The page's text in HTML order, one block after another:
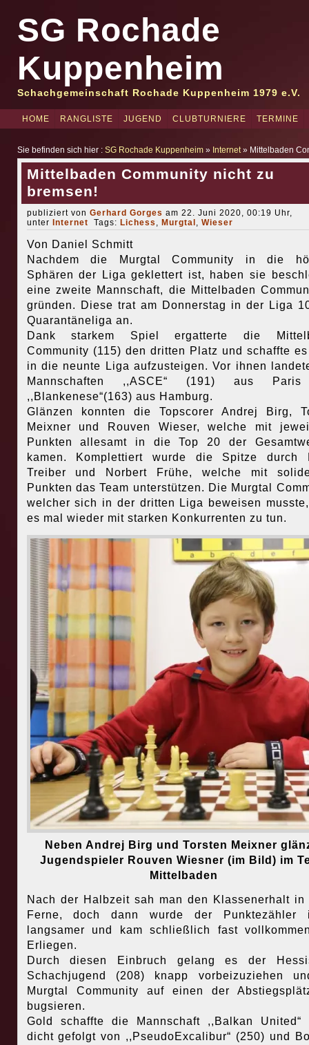
SG Rochade
Kuppenheim
Schachgemeinschaft Rochade Kuppenheim 1979 e.V.
HOME RANGLISTE JUGEND CLUBTURNIERE TERMINE
Sie befinden sich hier : SG Rochade Kuppenheim» Internet» Mittelbaden
Mittelbaden Community nicht zu
bremsen!
publiziert von Gerhard Gorges am 22. Juni 2020, 00:19 Uhr,
unter
Internet Tags: Lichess , Murgtal , Wieser
Von Daniel Schmitt
Nachdem die Murgtal Community in die
Sphären der Liga geklettert ist, haben sie
eine zweite Mannschaft, die Mittelbaden
gründen. Diese trat am Donnerstag in der Liga
Quarantäneliga an.
Dank starkem Spiel ergatterte die
Community (115) den dritten Platz und schaffte
in die neunte Liga aufzusteigen. Vor ihnen
Mannschaften ,,ASCE“ (191) aus
,,Blankenese“(163) aus Hamburg.
Glänzen konnten die Topscorer Andrej Birg,
Meixner und Rouven Wieser, welche mit
Punkten allesamt in die Top 20 der
kamen. Komplettiert wurde die Spitze durch
Treiber und Norbert Frühe, welche mit
Punkten das Team unterstützen. Die Murgtal
welcher sich in der dritten Liga beweisen
es mal wieder mit starken Konkurrenten zu tun.
Neben Andrej Birg und Torsten Meixner
Jugendspieler Rouven Wiesner (im Bild) im
Mittelbaden
Nach der Halbzeit sah man den Klassenerhalt in
Ferne, doch dann wurde der Punktezähler
langsamer und kam schließlich fast
Erliegen.
Durch diesen Einbruch gelang es der
Schachjugend (208) knapp vorbeizuziehen
Murgtal Community auf einen der
bugsieren.
Gold schaffte die Mannschaft ,,Balkan United“
dicht gefolgt von ,,PseudoExcalibur“ (250) und